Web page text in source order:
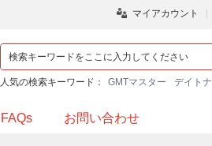
マイアカウント
人気の検索キーワード： GMTマスター デイトナ
FAQs お問い合わせ